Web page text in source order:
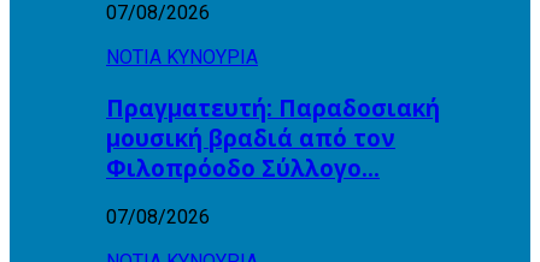
07/08/2026
ΝΟΤΙΑ ΚΥΝΟΥΡΙΑ
Πραγματευτή: Παραδοσιακή
μουσική βραδιά από τον
Φιλοπρόοδο Σύλλογο…
07/08/2026